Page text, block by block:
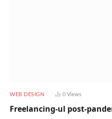
WEB DESIGN 0 Views
Freelancing-ul post-